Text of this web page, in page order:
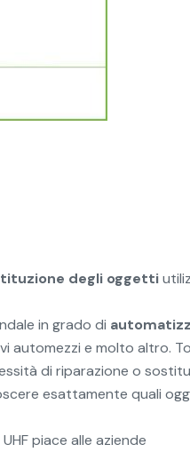
degli oggetti
in grado di
automezzi e molto altro.
di riparazione o
esattamente quali
piace alle aziende